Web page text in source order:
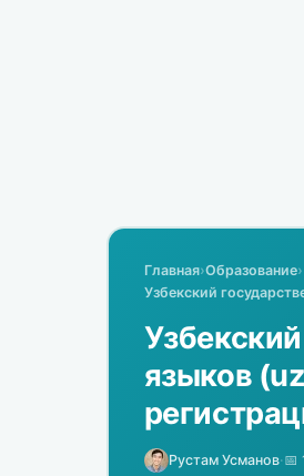
Главная›Образование›
Узбекский
языков
Рустам Усманов·📅